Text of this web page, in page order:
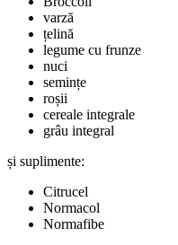
varză
țelină
legume cu frunze
nuci
semințe
roșii
cereale integrale
grâu integral
și suplimente:
Citrucel
Normacol
Normafibe